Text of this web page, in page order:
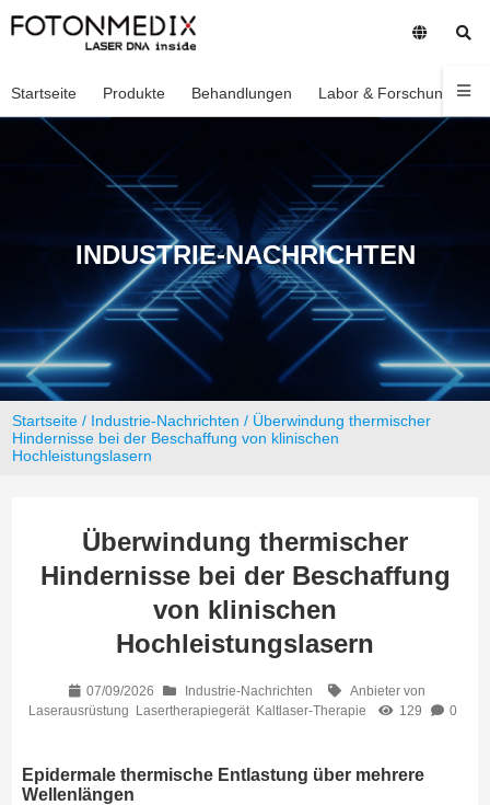
Startseite Produkte Behandlungen Labor & Forschung
INDUSTRIE-NACHRICHTEN
Startseite / Industrie-Nachrichten / Überwindung thermischer
Hindernisse bei der Beschaffung von klinischen
Hochleistungslasern
Überwindung thermischer
Hindernisse bei der Beschaffung
von klinischen
Hochleistungslasern
07/09/2026 Industrie-Nachrichten
Anbieter von
Laserausrüstung Lasertherapiegerät Kaltlaser-Therapie 129 0
Epidermale thermische Entlastung über mehrere
Wellenlängen